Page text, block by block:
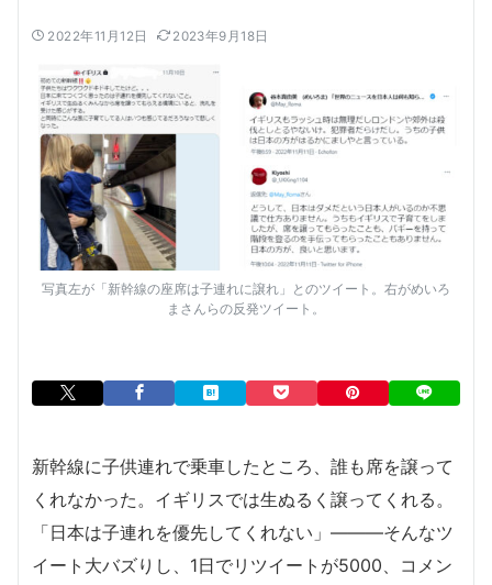
2022年11月12日 2023年9月18日
写真左が「新幹線の座席は子連れに譲れ」とのツイート。右がめいろ
まさんらの反発ツイート。
新幹線に子供連れで乗車したところ、誰も席を譲って
くれなかった。イギリスでは生ぬるく譲ってくれる。
「日本は子連れを優先してくれない」―――そんなツ
イート大バズりし、1日でリツイートが5000、コメン